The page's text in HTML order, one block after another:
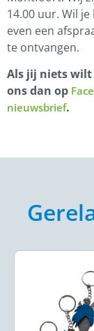
14.00 uur. Wil
even een
te ontvangen.
Als jij niets wilt
ons dan op
nieuwsbrief.